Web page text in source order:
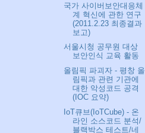
국가 사이버보안대응체
계 혁신에 관한 연구
(2011.2.23 최종결과
보고)
서울시청 공무원 대상
보안인식 교육 활동
올림픽 파괴자 - 평창 올
림픽과 관련 기관에
대한 악성코드 공격
(IOC 요약)
IoT큐브(IoTCube) - 온
라인 소스코드 분석/
블랙박스 테스트/네